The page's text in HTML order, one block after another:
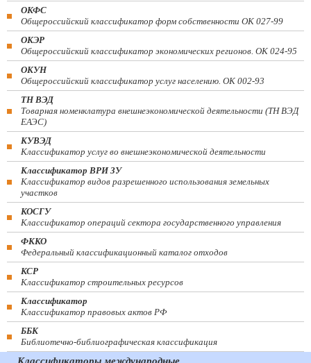
ОКФС
Общероссийский классификатор форм собственности ОК 027-99
ОКЭР
Общероссийский классификатор экономических регионов. ОК 024-95
ОКУН
Общероссийский классификатор услуг населению. ОК 002-93
ТН ВЭД
Товарная номенклатура внешнеэкономической деятельности (ТН ВЭД
ЕАЭС)
КУВЭД
Классификатор услуг во внешнеэкономической деятельности
Классификатор ВРИ ЗУ
Классификатор видов разрешенного использования земельных
участков
КОСГУ
Классификатор операций сектора государственного управления
ФККО
Федеральный классификационный каталог отходов
КСР
Классификатор строительных ресурсов
Классификатор
Классификатор правовых актов РФ
ББК
Библиотечно-библиографическая классификация